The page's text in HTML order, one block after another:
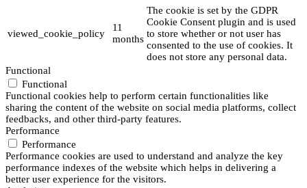
viewed_cookie_policy
11
months
The cookie is set by the GDPR
Cookie Consent plugin and is used
to store whether or not user has
consented to the use of cookies. It
does not store any personal data.
Functional
Functional
Functional cookies help to perform certain functionalities like
sharing the content of the website on social media platforms, collect
feedbacks, and other third-party features.
Performance
Performance
Performance cookies are used to understand and analyze the key
performance indexes of the website which helps in delivering a
better user experience for the visitors.